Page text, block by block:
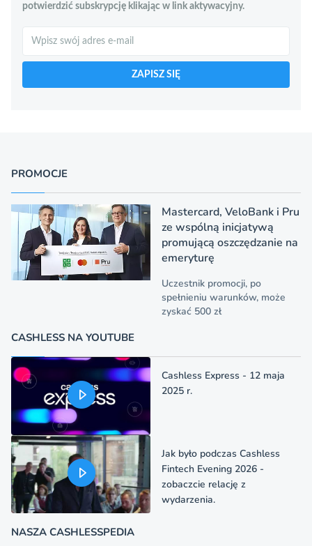
potwierdzić subskrypcję klikając w link aktywacyjny.
Szukaj
ZAPISZ SIĘ
PROMOCJE
Mastercard, VeloBank i Pru
ze wspólną inicjatywą
promującą oszczędzanie na
emeryturę
Uczestnik promocji, po
spełnieniu warunków, może
zyskać 500 zł
CASHLESS NA YOUTUBE
Cashless Express - 12 maja
2025 r.
Jak było podczas Cashless
Fintech Evening 2026 -
zobaczcie relację z
wydarzenia.
NASZA CASHLESSPEDIA